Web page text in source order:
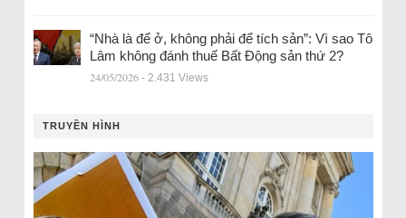
“Nhà là để ở, không phải để tích sản”: Vì sao Tô
Lâm không đánh thuế Bất Động sản thứ 2?
24/05/2026 - 2.431 Views
TRUYỀN HÌNH